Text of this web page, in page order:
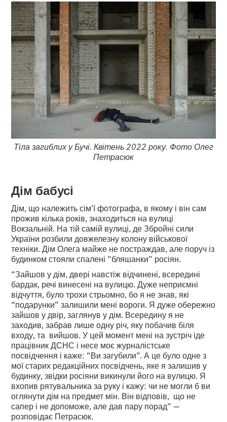
Тіла загиблих у Бучі. Квітень 2022 року. Фото Олег
Петрасюк
Дім бабусі
Дім, що належить сім’ї фотографа, в якому і він сам
прожив кілька років, знаходиться на вулиці
Вокзальній. На тій самій вулиці, де Збройні сили
України розбили довжелезну колону військової
техніки. Дім Олега майже не постраждав, але поруч із
будинком стояли спалені “бляшанки” росіян.
“Зайшов у дім, двері навстіж відчинені, всередині
бардак, речі винесені на вулицю. Дуже неприємні
відчуття, було трохи стрьомно, бо я не знав, які
“подарунки” залишили мені вороги. Я дуже обережно
зайшов у двір, заглянув у дім. Всередину я не
заходив, забрав лише одну річ, яку побачив біля
входу, та вийшов. У цей момент мені на зустріч іде
працівник ДСНС і несе моє журналістське
посвідчення і каже: “Ви загубили”. А це було одне з
мої старих редакційних посвідчень, яке я залишив у
будинку, звідки росіяни викинули його на вулицю. Я
вхопив рятувальника за руку і кажу: чи не могли б ви
оглянути дім на предмет мін. Він відповів, що не
сапер і не допоможе, але дав пару порад” —
розповідає Петрасюк.